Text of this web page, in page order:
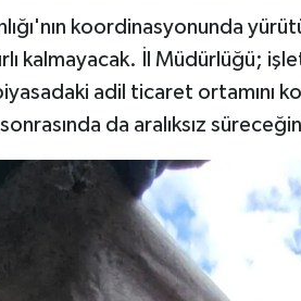
koordinasyonunda
kalmayacak. İl Müdürlüğü;
adil ticaret ortamını
da aralıksız